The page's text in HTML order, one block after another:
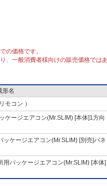
の価格です。
一般消費者様向けの販売価格ではあ
形名
モコン ）
ケージエアコン(Mr.SLIM) [本体]1方向
ッケージエアコン(Mr.SLIM) [別売]パネ
用パッケージエアコン(Mr.SLIM) [本体]